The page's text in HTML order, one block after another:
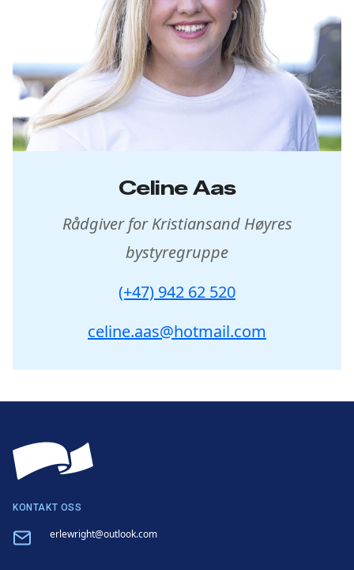
Celine Aas
Rådgiver for Kristiansand Høyres
bystyregruppe
(+47) 942 62 520‬
celine.aas@hotmail.com
KONTAKT OSS
Email erlewright@outlook.com